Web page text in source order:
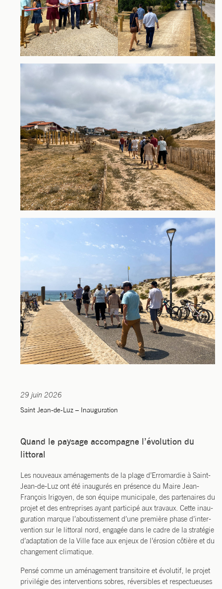
29 juin 2026
Saint Jean-de-Luz – Inauguration
Quand le paysage accompagne l’évolution du
littoral
Les nou­veaux amé­na­ge­ments de la plage d’Er­ro­mar­die à Saint-
Jean-de-Luz ont été inau­gu­rés en pré­sence du Maire Jean-
Fran­çois Iri­goyen, de son équipe muni­ci­pale, des par­te­naires du
pro­jet et des entre­prises ayant par­ti­ci­pé aux tra­vaux. Cette inau­
gu­ra­tion marque l’a­bou­tis­se­ment d’une pre­mière phase d’in­ter­
ven­tion sur le lit­to­ral nord, enga­gée dans le cadre de la stra­té­gie
d’a­dap­ta­tion de la Ville face aux enjeux de l’é­ro­sion côtière et du
chan­ge­ment climatique.
Pen­sé comme un amé­na­ge­ment tran­si­toire et évo­lu­tif, le pro­jet
pri­vi­lé­gie des inter­ven­tions sobres, réver­sibles et res­pec­tueuses